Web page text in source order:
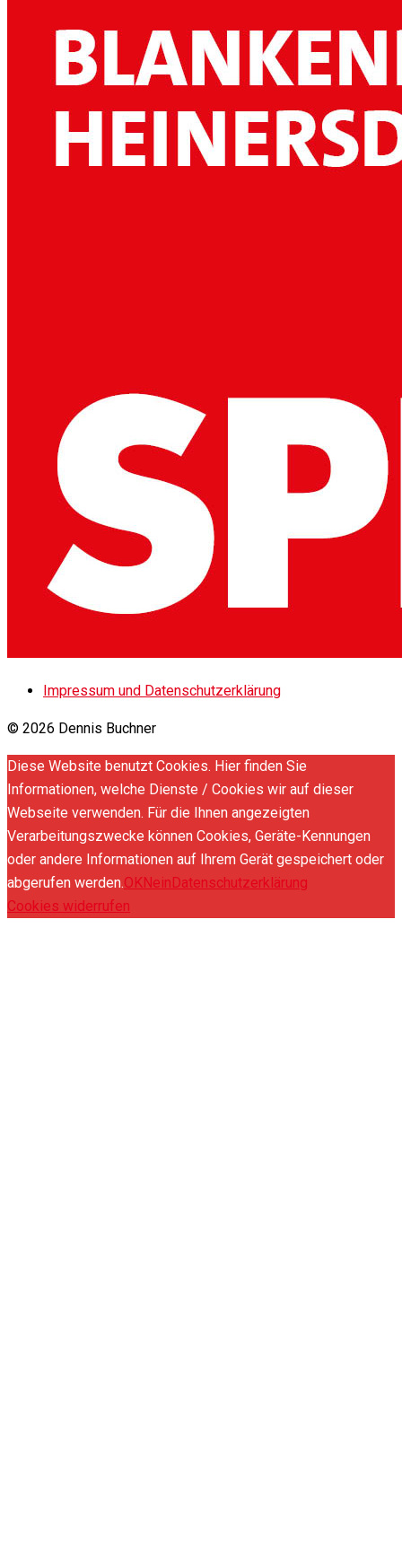
Impressum und Datenschutzerklärung
© 2026 Dennis Buchner
Diese Website benutzt Cookies. Hier finden Sie
Informationen, welche Dienste / Cookies wir auf dieser
Webseite verwenden. Für die Ihnen angezeigten
Verarbeitungszwecke können Cookies, Geräte-Kennungen
oder andere Informationen auf Ihrem Gerät gespeichert oder
abgerufen werden.OKNeinDatenschutzerklärung
Cookies widerrufen